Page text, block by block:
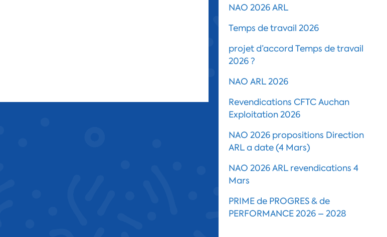
NAO 2026 ARL
Temps de travail 2026
projet d’accord Temps de travail
2026 ?
NAO ARL 2026
Revendications CFTC Auchan
Exploitation 2026
NAO 2026 propositions Direction
ARL a date (4 Mars)
NAO 2026 ARL revendications 4
Mars
PRIME de PROGRES & de
PERFORMANCE 2026 – 2028